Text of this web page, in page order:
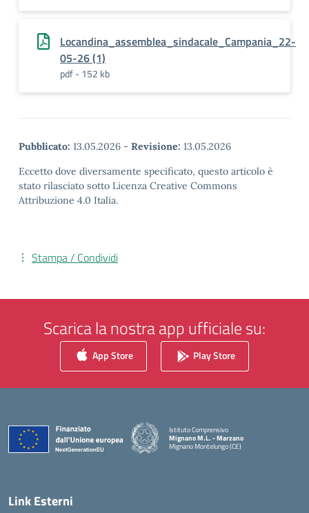
Locandina_assemblea_sindacale_Campania_22-
05-26 (1)
pdf - 152 kb
Pubblicato: 13.05.2026 - Revisione: 13.05.2026
Eccetto dove diversamente specificato, questo articolo è
stato rilasciato sotto Licenza Creative Commons
Attribuzione 4.0 Italia.
Stampa / Condividi
Scarica la nostra app ufficiale su:
App Store Play Store
Istituto Comprensivo
Mignano M.L. - Marzano
Mignano Montelungo (CE)
— Visita la pagina iniziale della scuola
Link Esterni